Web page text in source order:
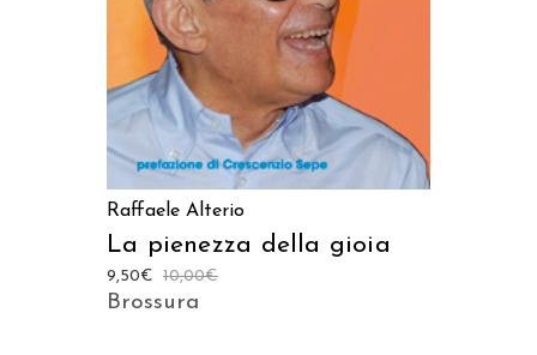
Raffaele Alterio
La pienezza della gioia
10,00€
9,50€
Brossura